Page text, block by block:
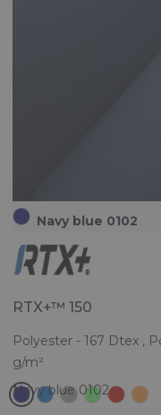
Navy blue 0102
RTX+™ 150
Polyester - 167 Dtex ,
g/m²